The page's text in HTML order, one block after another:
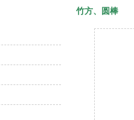
竹方、圆棒